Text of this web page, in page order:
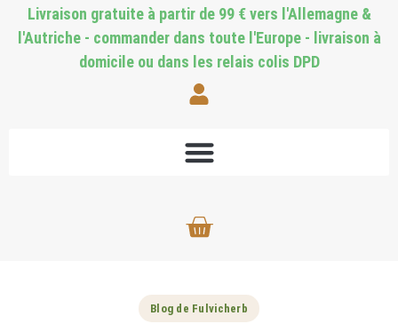
Livraison gratuite à partir de 99 € vers l'Allemagne &
l'Autriche - commander dans toute l'Europe - livraison à
domicile ou dans les relais colis DPD
Blog de Fulvicherb